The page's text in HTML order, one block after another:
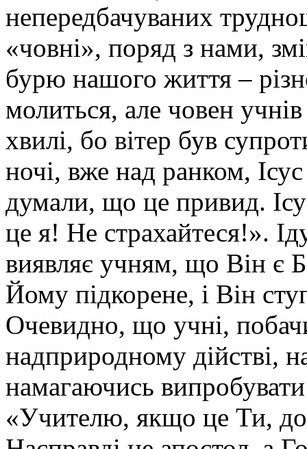
непередбачуваних
«човні», поряд з нами,
бурю нашого життя –
молиться, але човен
хвилі, бо вітер був
ночі, вже над ранком,
думали, що це привид.
це я! Не страхайтеся!».
виявляє учням, що Він є
Йому підкорене, і Він
Очевидно, що учні,
надприродному дійстві,
намагаючись
«Учителю, якщо це Ти,